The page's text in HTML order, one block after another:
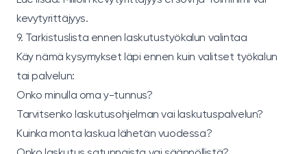
kevytyrittäjyys.
9. Tarkistuslista ennen laskutustyökalun valintaa
Käy nämä kysymykset läpi ennen kuin valitset työkalun
tai palvelun:
Onko minulla oma y-tunnus?
Tarvitsenko laskutusohjelman vai laskutuspalvelun?
Kuinka monta laskua lähetän vuodessa?